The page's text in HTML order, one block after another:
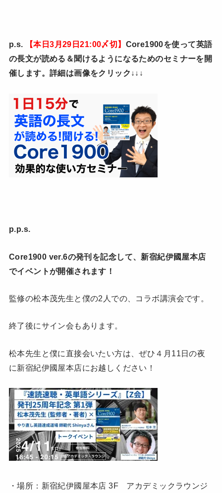
p.s. 【本日3月29日21:00〆切】 Core1900を使って英語
の長文が読める＆聞けるようになるためのセミナーを開
催します。詳細は画像をクリック↓↓↓
p.p.s.
Core1900 ver.6の発刊を記念して、新宿紀伊國屋本店
でイベントが開催されます！
監修の松本茂先生と僕の2人での、コラボ講演会です。
終了後にサイン会もあります。
松本先生と僕に直接会いたい方は、ぜひ４月11日の夜
に新宿紀伊國屋本店にお越しください！
・場所：新宿紀伊國屋本店 3F アカデミックラウンジ